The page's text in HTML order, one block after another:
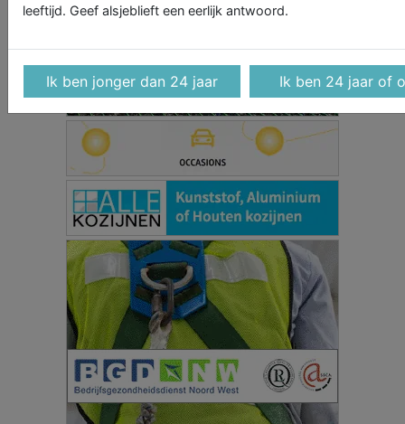
leeftijd. Geef alsjeblieft een eerlijk antwoord.
Ik ben jonger dan 24 jaar Ik ben 24 jaar of